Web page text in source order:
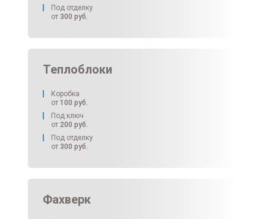
Под отделку
от 300 руб.
Теплоблоки
Коробка
от 100 руб.
Под ключ
от 200 руб.
Под отделку
от 300 руб.
Фахверк